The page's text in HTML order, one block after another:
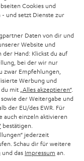
viele
unsere "kleine"
das Gewicht.
05.04.2026
Cookies und
und setzt Dienste zur
Daten von dir und
Website und
Hand: Klickst du auf
bei der wir nur
Empfehlungen,
Werbung und
du mit „Alles akzeptieren“.
der Weitergabe und
der EU/des EWR. Für
auch einzeln aktivieren
bestätigen.
jederzeit
Schau dir für weitere
und das Impressum an.